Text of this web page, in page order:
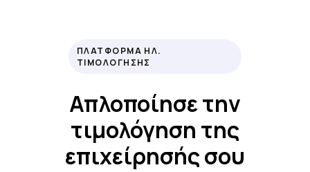
ΠΛΑΤΦΟΡΜΑ ΗΛ.
ΤΙΜΟΛΟΓΗΣΗΣ
Απλοποίησε την
τιμολόγηση της
επιχείρησής σου